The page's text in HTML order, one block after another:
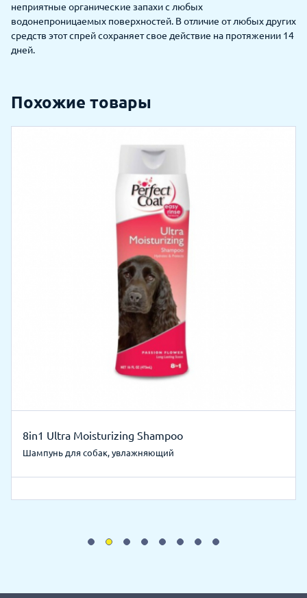
неприятные органические запахи с любых
водонепроницаемых поверхностей. В отличие от любых других
средств этот спрей сохраняет свое действие на протяжении 14
дней.
Похожие товары
8in1 Ultra Moisturizing Shampoo
Шампунь для собак, увлажняющий